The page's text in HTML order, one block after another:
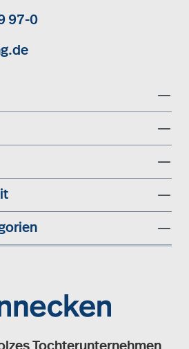
97-0
Tochterunternehmen